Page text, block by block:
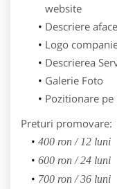
website
Descriere
Logo
Descrierea
Galerie Foto
Pozitionare
Preturi promovare:
400 ron / 12 luni
600 ron / 24 luni
700 ron / 36 luni